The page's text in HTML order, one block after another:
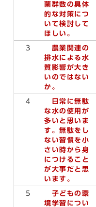
菌群数の具体
的な対策につ
いて検討して
ほしい。
3
農業関連の
排水による水
質影響が大き
いのではない
か。
4
日常に無駄
な水の使用が
多いと思いま
す。無駄をし
ない習慣を小
さい時から身
につけること
が大事だと思
います。
5
子どもの環
境学習につい